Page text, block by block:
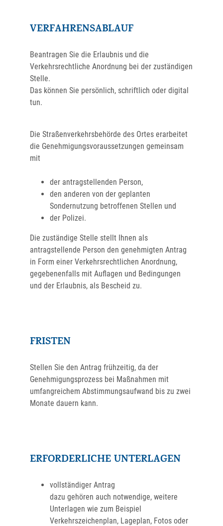
VERFAHRENSABLAUF
Beantragen Sie die Erlaubnis und die
Verkehrsrechtliche Anordnung bei der zuständigen
Stelle.
Das können Sie persönlich, schriftlich oder digital
tun.
Die Straßenverkehrsbehörde des Ortes erarbeitet
die Genehmigungsvoraussetzungen gemeinsam
mit
der antragstellenden Person,
den anderen von der geplanten
Sondernutzung betroffenen Stellen und
der Polizei.
Die zuständige Stelle stellt Ihnen als
antragstellende Person den genehmigten Antrag
in Form einer Verkehrsrechtlichen Anordnung,
gegebenenfalls mit Auflagen und Bedingungen
und der Erlaubnis, als Bescheid zu.
FRISTEN
Stellen Sie den Antrag frühzeitig, da der
Genehmigungsprozess bei Maßnahmen mit
umfangreichem Abstimmungsaufwand bis zu zwei
Monate dauern kann.
ERFORDERLICHE UNTERLAGEN
vollständiger Antrag
dazu gehören auch notwendige, weitere
Unterlagen wie zum Beispiel
Verkehrszeichenplan, Lageplan, Fotos oder